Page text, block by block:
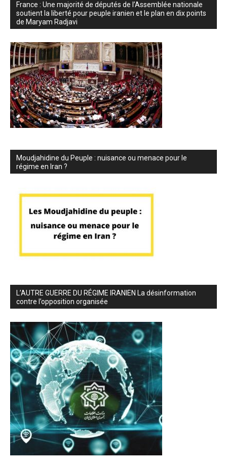
France : Une majorité de députés de l’Assemblée nationale
soutient la liberté pour peuple iranien et le plan en dix points
de Maryam Radjavi
Moudjahidine du Peuple : nuisance ou menace pour le
régime en Iran ?
L’AUTRE GUERRE DU RÉGIME IRANIEN La désinformation
contre l’opposition organisée